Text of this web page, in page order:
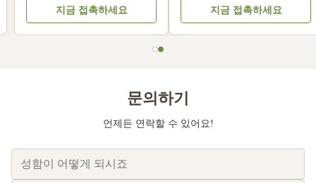
지금 접촉하세요 지금 접촉하세요
문의하기
언제든 연락할 수 있어요!